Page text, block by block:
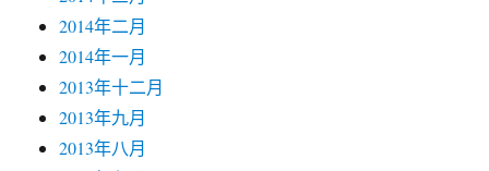
2014年二月
2014年一月
2013年十二月
2013年九月
2013年八月